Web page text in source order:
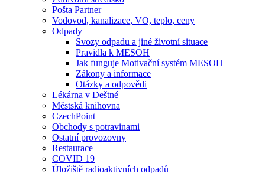
Pošta Partner
Vodovod, kanalizace, VO, teplo, ceny
Odpady
Svozy odpadu a jiné životní situace
Pravidla k MESOH
Jak funguje Motivační systém MESOH
Zákony a informace
Otázky a odpovědi
Lékárna v Deštné
Městská knihovna
CzechPoint
Obchody s potravinami
Ostatní provozovny
Restaurace
COVID 19
Úložiště radioaktivních odpadů